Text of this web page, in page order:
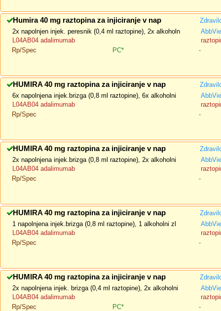
Humira 40 mg raztopina za injiciranje v nap
2x napolnjen injek. peresnik (0,4 ml raztopine), 2x alkoholn
L04AB04 adalimumab
Rp/Spec
PC* -
HUMIRA 40 mg raztopina za injiciranje v nap
6x napolnjena injek.brizga (0,8 ml raztopine), 6x alkoholni
L04AB04 adalimumab
Rp/Spec
-
HUMIRA 40 mg raztopina za injiciranje v nap
2x napolnjena injek.brizga (0,8 ml raztopine), 2x alkoholni
L04AB04 adalimumab
Rp/Spec
-
HUMIRA 40 mg raztopina za injiciranje v nap
1 napolnjena injek.brizga (0,8 ml raztopine), 1 alkoholni zl
L04AB04 adalimumab
Rp/Spec
-
HUMIRA 40 mg raztopina za injiciranje v nap
2x napolnjena injek. brizga (0,4 ml raztopine), 2x alkoholni
L04AB04 adalimumab
Rp/Spec
PC* -